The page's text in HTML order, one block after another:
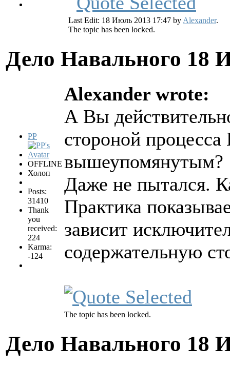
Last Edit: 18 Июль 2013 17:47 by Alexander.
The topic has been locked.
Дело Навального 18
PP
OFFLINE
Холоп
Posts:
31410
Thank
you
received:
224
Karma:
-124
Alexander wrote:
А Вы
стороной
вышеупомянутым?
Даже не пытался.
Практика
зависит
содержательную
The topic has been locked.
Дело Навального 18